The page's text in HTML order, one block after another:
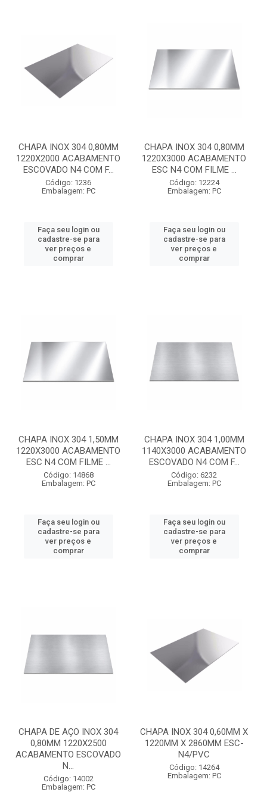
CHAPA INOX 304 0,80MM
1220X2000 ACABAMENTO
ESCOVADO N4 COM F...
Código: 1236
Embalagem: PC
Faça seu login ou
cadastre-se para
ver preços e
comprar
CHAPA INOX 304 0,80MM
1220X3000 ACABAMENTO
ESC N4 COM FILME ...
Código: 12224
Embalagem: PC
Faça seu login ou
cadastre-se para
ver preços e
comprar
CHAPA INOX 304 1,50MM
1220X3000 ACABAMENTO
ESC N4 COM FILME ...
Código: 14868
Embalagem: PC
Faça seu login ou
cadastre-se para
ver preços e
comprar
CHAPA INOX 304 1,00MM
1140X3000 ACABAMENTO
ESCOVADO N4 COM F...
Código: 6232
Embalagem: PC
Faça seu login ou
cadastre-se para
ver preços e
comprar
CHAPA DE AÇO INOX 304
0,80MM 1220X2500
ACABAMENTO ESCOVADO
N...
Código: 14002
Embalagem: PC
CHAPA INOX 304 0,60MM X
1220MM X 2860MM ESC-
N4/PVC
Código: 14264
Embalagem: PC